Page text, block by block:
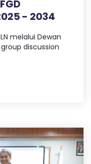
RUPTL 2025 - 2034
melalui Dewan
discussion